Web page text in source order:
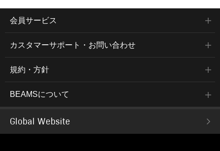
会員サービス
カスタマーサポート・お問い合わせ
規約・方針
BEAMSについて
Global Website